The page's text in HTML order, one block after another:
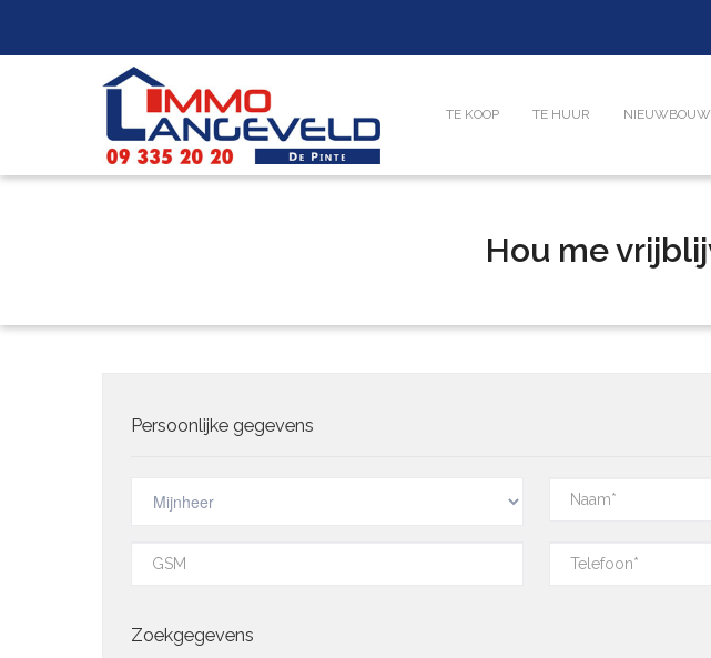
TE KOOP TE HUUR NIEUWBOUW
Hou me
Persoonlijke gegevens
Zoekgegevens